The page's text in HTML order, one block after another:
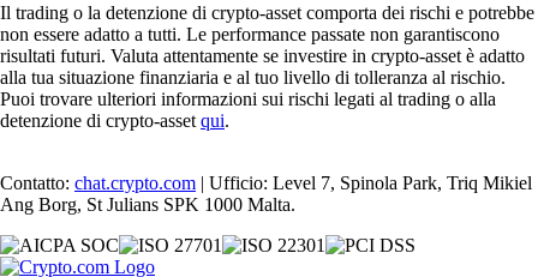
Il trading o la detenzione di crypto-asset comporta dei rischi e potrebbe
non essere adatto a tutti. Le performance passate non garantiscono
risultati futuri. Valuta attentamente se investire in crypto-asset è adatto
alla tua situazione finanziaria e al tuo livello di tolleranza al rischio.
Puoi trovare ulteriori informazioni sui rischi legati al trading o alla
detenzione di crypto-asset qui.
Contatto: chat.crypto.com | Ufficio: Level 7, Spinola Park, Triq Mikiel
Ang Borg, St Julians SPK 1000 Malta.